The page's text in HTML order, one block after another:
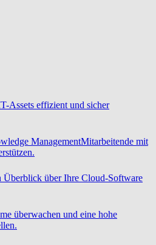
Assets effizient und sicher
ManagementMitarbeitende mit
Überblick über Ihre Cloud-Software
überwachen und eine hohe